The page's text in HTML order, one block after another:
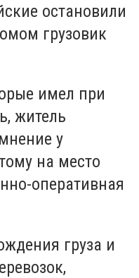
остановили
грузовик
имел при
житель
у
на место
оперативная
груза и